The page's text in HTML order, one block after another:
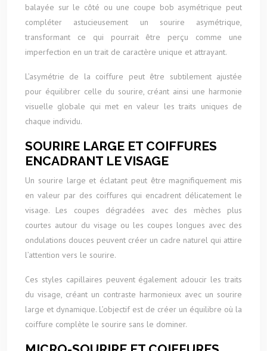
balayée sur le côté ou une coupe bob asymétrique peut
compléter astucieusement un sourire asymétrique,
transformant ce qui pourrait être perçu comme une
imperfection en un trait de caractère unique et attrayant.
L’asymétrie de la coiffure peut être subtilement ajustée
pour équilibrer celle du sourire, créant ainsi une harmonie
visuelle globale qui met en valeur les traits uniques de
chaque individu.
SOURIRE LARGE ET COIFFURES
ENCADRANT LE VISAGE
Un sourire large et éclatant peut être magnifiquement mis
en valeur par des coiffures qui encadrent délicatement le
visage. Les coupes dégradées avec des mèches plus
courtes autour du visage ou les coupes longues avec des
ondulations douces peuvent créer un cadre naturel qui attire
l’attention vers le sourire.
Ces styles capillaires peuvent également adoucir les traits
du visage, créant un contraste harmonieux avec un sourire
large et dynamique. L’objectif est de créer un équilibre où la
coiffure complète le sourire sans le dominer.